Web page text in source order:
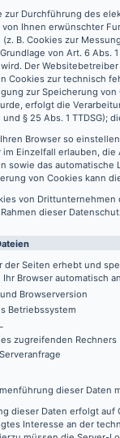
zur Durchführung des
von Ihnen erwünschter
(z. B. Cookies zur
von Art. 6 Abs.
Der
Cookies zur technisch
zur Speicherung
erfolgt die
und § 25 Abs. 1
Browser so
im Einzelfall erlauben,
sowie das automatische
von Cookies kann
von
dieser
der Seiten erhebt und
Ihr Browser automatisch
Browserversion
Betriebssystem
zugreifenden Rechners
dieser Daten
dieser Daten erfolgt auf
Interesse an der